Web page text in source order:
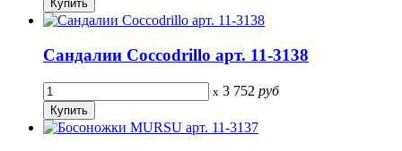
Сандалии Coccodrillo арт. 11-3138
x 3 752 руб